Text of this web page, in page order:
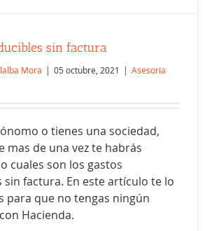
sin factura
Mora | 05 octubre, 2021 | Asesoria
o tienes una sociedad,
mas de una vez te habrás
cuales son los gastos
sin factura. En este artículo te lo
para que no tengas ningún
Hacienda.
tiempo he de guardar las